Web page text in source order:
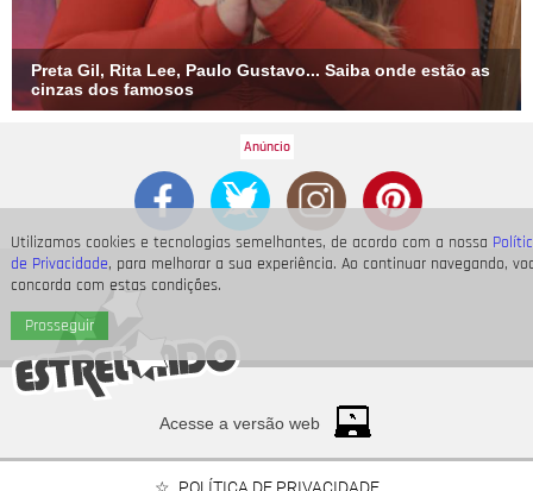
Utilizamos cookies e tecnologias semelhantes, de acordo com a nossa
de Privacidade, para melhorar a sua experiência. Ao continuar navegando,
concorda com estas condições.
Prosseguir
Preta Gil, Rita Lee, Paulo Gustavo... Saiba onde estão as
cinzas dos famosos
Acesse a versão web